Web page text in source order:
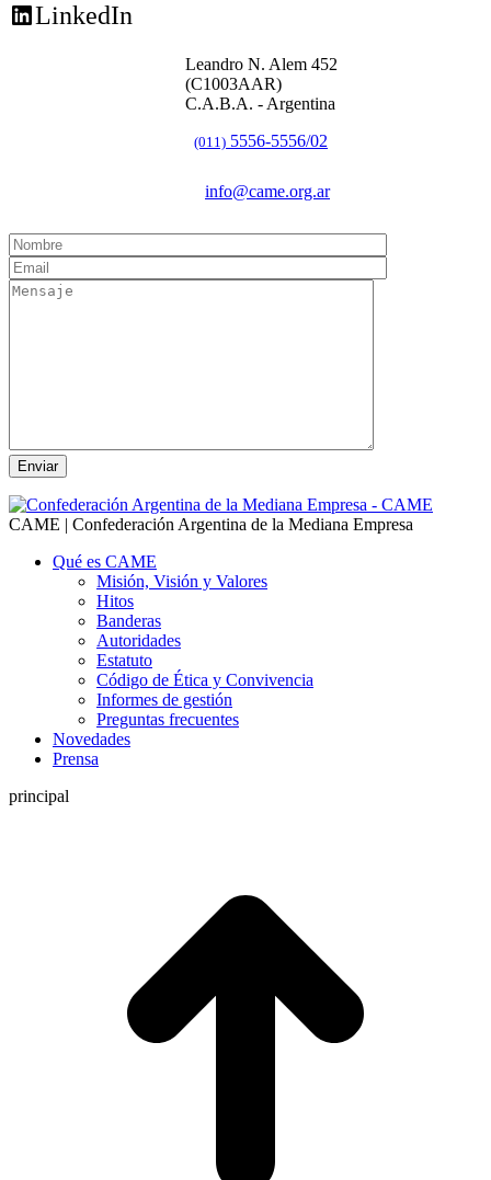
LinkedIn
Leandro N. Alem 452
(C1003AAR)
C.A.B.A. - Argentina
(011) 5556-5556/02
info@came.org.ar
CAME | Confederación Argentina de la Mediana Empresa
Qué es CAME
Misión, Visión y Valores
Hitos
Banderas
Autoridades
Estatuto
Código de Ética y Convivencia
Informes de gestión
Preguntas frecuentes
Novedades
Prensa
principal